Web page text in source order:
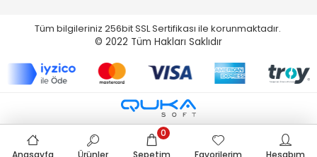
Tüm bilgileriniz 256bit SSL Sertifikası ile korunmaktadır.
© 2022 Tüm Hakları Saklıdır
Anasayfa Ürünler Sepetim
0
Favorilerim
Hesabım